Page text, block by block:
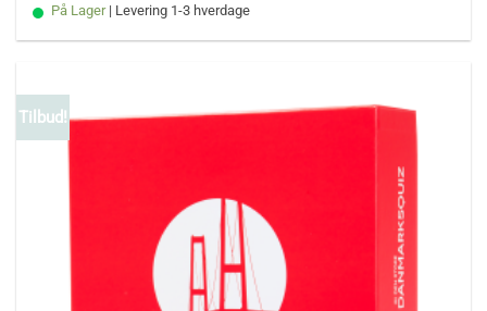
På Lager | Levering 1-3 hverdage
Tilbud!